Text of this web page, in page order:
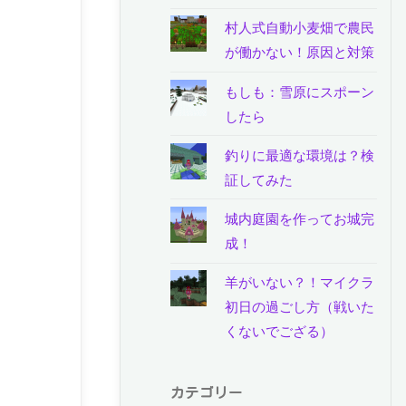
村人式自動小麦畑で農民
が働かない！原因と対策
もしも：雪原にスポーン
したら
釣りに最適な環境は？検
証してみた
城内庭園を作ってお城完
成！
羊がいない？！マイクラ
初日の過ごし方（戦いた
くないでござる）
カテゴリー